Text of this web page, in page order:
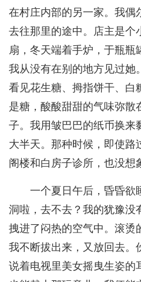
在村庄内部的另一家。我偶
去往那里的途中。店主是个
扇，冬天端着手炉，于瓶瓶
我从没有在别的地方见过她
看见花生糖、拇指饼干、白
是糖，酸酸甜甜的气味弥散
子。我用皱巴巴的纸币换来
大半天。那种时候，即使路
阁楼和白房子诊所，也没想
一个夏日午后，昏昏欲
洞啦，去不去？我的犹豫没
拽进了闷热的空气中。滚烫
我不断拔出来，又放回去。
说着电视里美女摇曳生姿的